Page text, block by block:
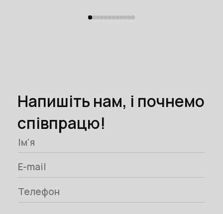
Напишіть нам, і почнемо
співпрацю!